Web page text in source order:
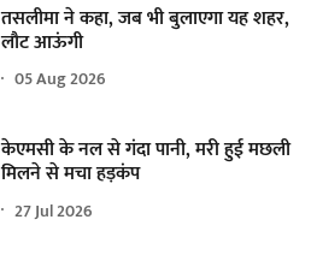
तसलीमा ने कहा, जब भी बुलाएगा यह शहर,
लौट आऊंगी
05 Aug 2026
केएमसी के नल से गंदा पानी, मरी हुई मछली
मिलने से मचा हड़कंप
27 Jul 2026